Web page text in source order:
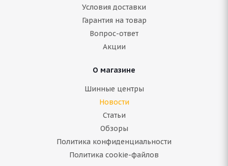
Условия доставки
Гарантия на товар
Вопрос-ответ
Акции
О магазине
Шинные центры
Новости
Статьи
Обзоры
Политика конфиденциальности
Политика cookie-файлов